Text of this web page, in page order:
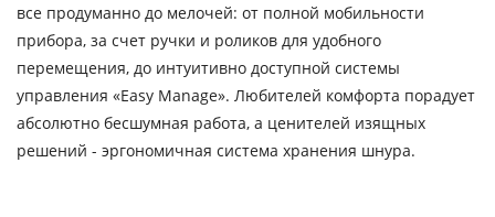
все продуманно до мелочей: от полной мобильности
прибора, за счет ручки и роликов для удобного
перемещения, до интуитивно доступной системы
управления «Easy Manage». Любителей комфорта порадует
абсолютно бесшумная работа, а ценителей изящных
решений - эргономичная система хранения шнура.